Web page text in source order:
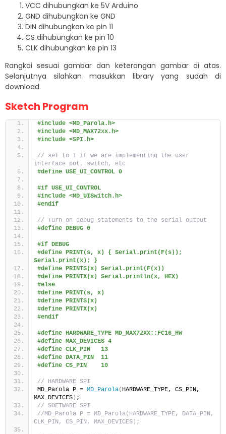
VCC dihubungkan ke 5V Arduino
GND dihubungkan ke GND
DIN dihubungkan ke pin 11
CS dihubungkan ke pin 10
CLK dihubungkan ke pin 13
Rangkai sesuai gambar dan keterangan gambar di atas.
Selanjutnya silahkan masukkan library yang sudah di
download.
Sketch Program
#include <MD_Parola.h>
#include <MD_MAX72xx.h>
#include <SPI.h>
// set to 1 if we are implementing the user
interface pot, switch, etc
#define USE_UI_CONTROL 0
#if USE_UI_CONTROL
#include <MD_UISwitch.h>
#endif
// Turn on debug statements to the serial output
#define DEBUG 0
#if DEBUG
#define PRINT(s, x) { Serial.print(F(s));
Serial.print(x); }
#define PRINTS(x) Serial.print(F(x))
#define PRINTX(x) Serial.println(x, HEX)
#else
#define PRINT(s, x)
#define PRINTS(x)
#define PRINTX(x)
#endif
#define HARDWARE_TYPE MD_MAX72XX::FC16_HW
#define MAX_DEVICES 4
#define CLK_PIN   13
#define DATA_PIN  11
#define CS_PIN    10
// HARDWARE SPI
MD_Parola P = MD_Parola( HARDWARE_TYPE, CS_PIN,
MAX_DEVICES ) ;
// SOFTWARE SPI
//MD_Parola P = MD_Parola(HARDWARE_TYPE, DATA_PIN,
CLK_PIN, CS_PIN, MAX_DEVICES);